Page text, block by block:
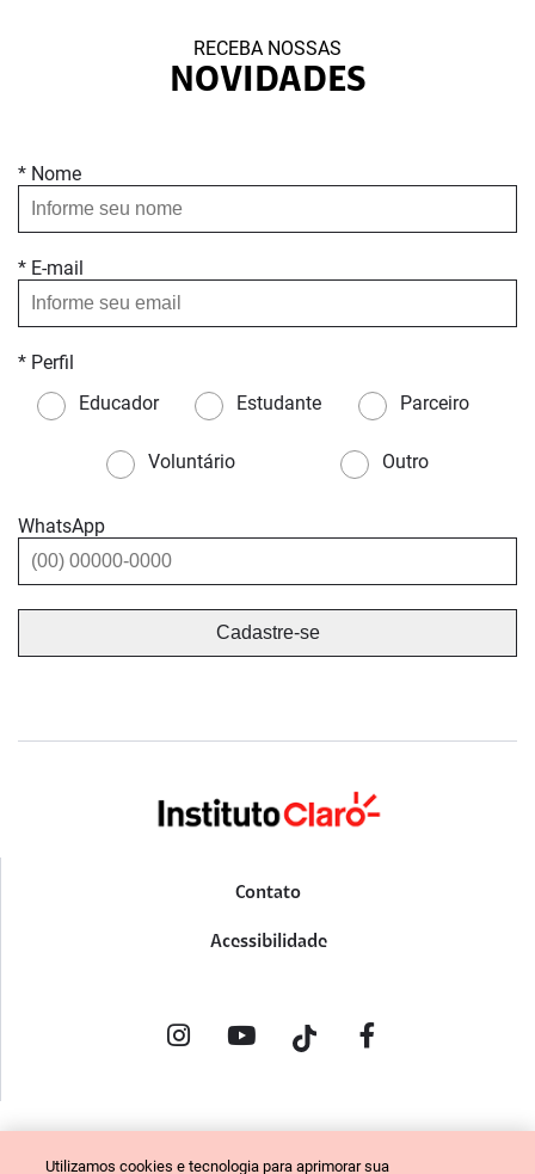
RECEBA NOSSAS
NOVIDADES
* Nome
* E-mail
* Perfil
Educador
Estudante Parceiro
Voluntário Outro
WhatsApp
Contato
Acessibilidade
Utilizamos cookies e tecnologia para aprimorar sua